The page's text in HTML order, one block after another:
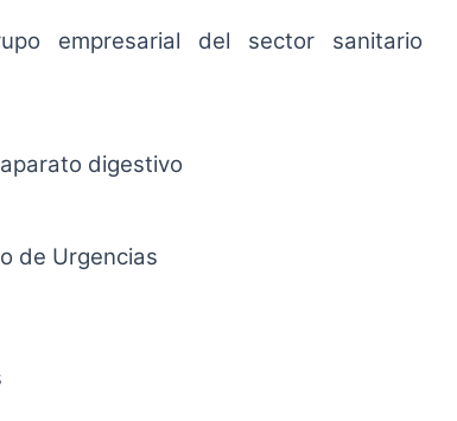
empresarial del sector sanitario
digestivo
de Urgencias